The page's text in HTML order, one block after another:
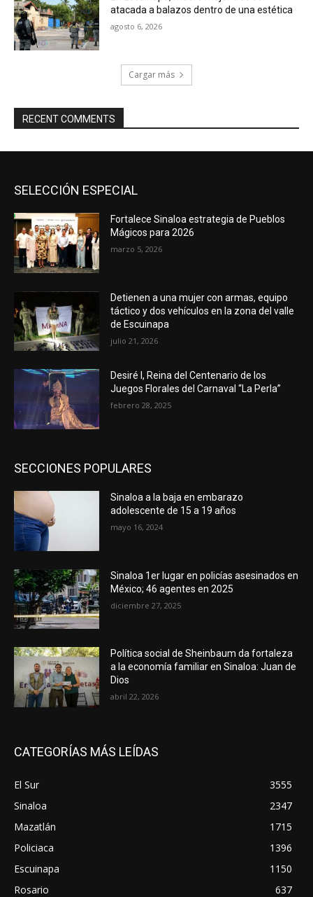
atacada a balazos dentro de una estética
agosto 6, 2026
Cargar más
RECENT COMMENTS
SELECCIÓN ESPECIAL
Fortalece Sinaloa estrategia de Pueblos
Mágicos para 2026
marzo 5, 2026
Detienen a una mujer con armas, equipo
táctico y dos vehículos en la zona del valle
de Escuinapa
julio 21, 2026
Desiré I, Reina del Centenario de los
Juegos Florales del Carnaval “La Perla”
febrero 28, 2025
SECCIONES POPULARES
Sinaloa a la baja en embarazo
adolescente de 15 a 19 años
mayo 16, 2024
Sinaloa 1er lugar en policías asesinados en
México; 46 agentes en 2025
diciembre 27, 2025
Política social de Sheinbaum da fortaleza
a la economía familiar en Sinaloa: Juan de
Dios
abril 22, 2026
CATEGORÍAS MÁS LEÍDAS
El Sur
3555
Sinaloa
2347
Mazatlán
1715
Policiaca
1396
Escuinapa
1150
Rosario
637